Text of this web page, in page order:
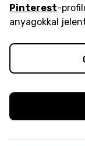
Pinterest-
anyagokkal